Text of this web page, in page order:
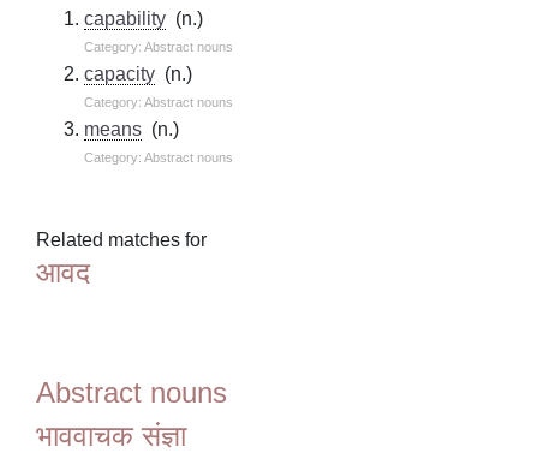
capability (n.)
Category: Abstract nouns
capacity (n.)
Category: Abstract nouns
means (n.)
Category: Abstract nouns
Related matches for
आवद
Abstract nouns
भाववाचक संज्ञा